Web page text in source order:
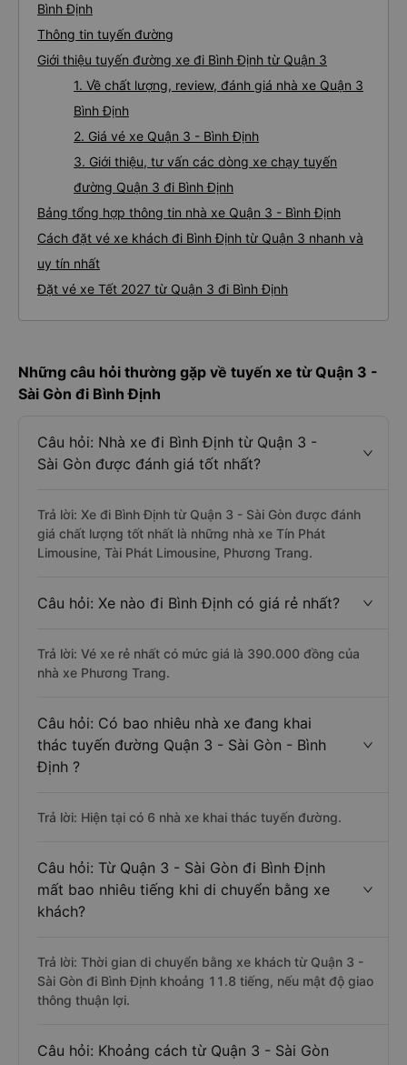
Bình Định
Thông tin tuyến đường
Giới thiệu tuyến đường xe đi Bình Định từ Quận 3
1. Về chất lượng, review, đánh giá nhà xe Quận 3
Bình Định
2. Giá vé xe Quận 3 - Bình Định
3. Giới thiệu, tư vấn các dòng xe chạy tuyến
đường Quận 3 đi Bình Định
Bảng tổng hợp thông tin nhà xe Quận 3 - Bình Định
Cách đặt vé xe khách đi Bình Định từ Quận 3 nhanh và
uy tín nhất
Đặt vé xe Tết 2027 từ Quận 3 đi Bình Định
Những câu hỏi thường gặp về tuyến xe từ Quận 3 -
Sài Gòn đi Bình Định
Câu hỏi: Nhà xe đi Bình Định từ Quận 3 -
Sài Gòn được đánh giá tốt nhất?
Trả lời: Xe đi Bình Định từ Quận 3 - Sài Gòn được đánh
giá chất lượng tốt nhất là những nhà xe Tín Phát
Limousine, Tài Phát Limousine, Phương Trang.
Câu hỏi: Xe nào đi Bình Định có giá rẻ nhất?
Trả lời: Vé xe rẻ nhất có mức giá là 390.000 đồng của
nhà xe Phương Trang.
Câu hỏi: Có bao nhiêu nhà xe đang khai
thác tuyến đường Quận 3 - Sài Gòn - Bình
Định ?
Trả lời: Hiện tại có 6 nhà xe khai thác tuyến đường.
Câu hỏi: Từ Quận 3 - Sài Gòn đi Bình Định
mất bao nhiêu tiếng khi di chuyển bằng xe
khách?
Trả lời: Thời gian di chuyển bằng xe khách từ Quận 3 -
Sài Gòn đi Bình Định khoảng 11.8 tiếng, nếu mật độ giao
thông thuận lợi.
Câu hỏi: Khoảng cách từ Quận 3 - Sài Gòn